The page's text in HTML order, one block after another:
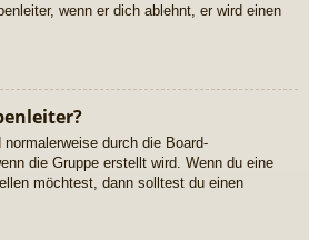
wenn er dich ablehnt, er wird einen
normalerweise durch die Board-
die Gruppe erstellt wird. Wenn du eine
möchtest, dann solltest du einen